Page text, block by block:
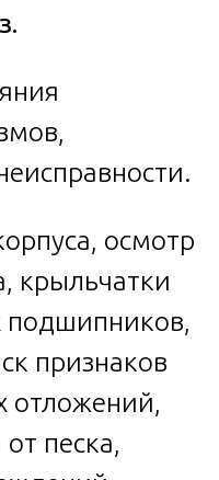
осмотр
крыльчатки
подшипников,
признаков
отложений,
песка,